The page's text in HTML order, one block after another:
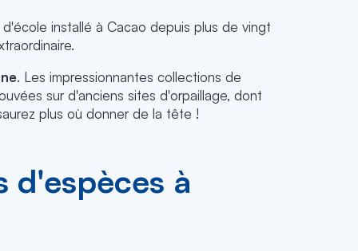
installé à Cacao depuis plus de vingt
. Les impressionnantes collections de
sur d'anciens sites d'orpaillage, dont
plus où donner de la tête !
d'espèces à